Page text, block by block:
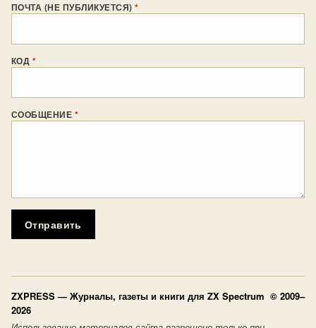
ПОЧТА (НЕ ПУБЛИКУЕТСЯ)*
КОД *
СООБЩЕНИЕ *
Отправить
ZXPRESS — Журналы, газеты и книги для ZX Spectrum © 2009–
2026